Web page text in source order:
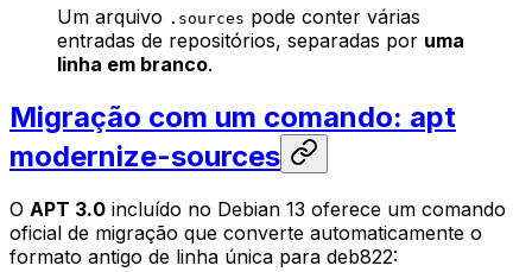
Um arquivo .sources pode conter várias
entradas de repositórios, separadas por uma
linha em branco.
Migração com um comando: apt
modernize-sources
O APT 3.0 incluído no Debian 13 oferece um comando
oficial de migração que converte automaticamente o
formato antigo de linha única para deb822: